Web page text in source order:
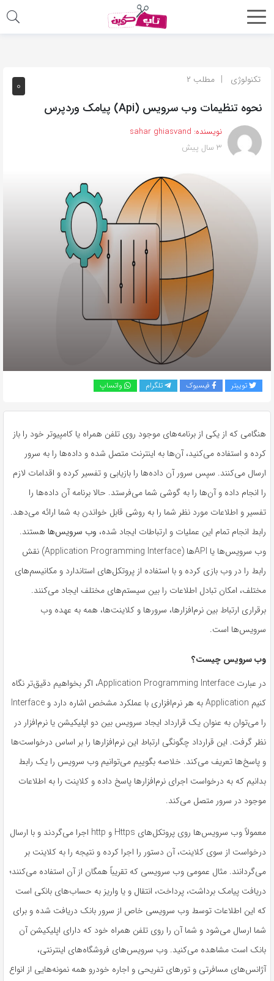
اشتراک
با
از
روش‌های
زیر
می‌توانید
۰ تکنولوژی مطلب ۲
نحوه تنظیمات وب سرویس (Api) پیامک وردپرس
نویسنده: sahar ghiasvand
۳ سال پیش
توییتر فیسبوک تلگرام واتساپ
هنگامی که از یکی از برنامه‌های موجود روی تلفن همراه یا کامپیوتر خود را باز
کرده و استفاده می‌کنید،‌‌ آن‌ها به اینترنت متصل شده و داده‌ها را به سرور
ارسال می‌کنند. سپس سرور آن داده‌ها را بازیابی و تفسیر کرده و اقدامات لازم
را انجام داده و‌‌ آن‌ها را به گوشی شما می‌فرستد. حالا برنامه آن داده‌ها را
تفسیر و اطلاعات مورد نظر شما را به روشی قابل خواندن به شما ارائه می‌دهد.
رابط انجام تمام این عملیات و ارتباطات ایجاد شده، وب ‌سرویس‌ها هستند.
وب‌ سرویس‌ها یا APIها (Application Programming Interface) نقش
رابط را در وب بازی کرده و با استفاده از پروتکل‌های استاندارد و مکانیسم‌های
مختلف، امکان تبادل اطلاعات را بین سیستم‌های مختلف ایجاد می‌کنند.
برقراری ارتباط بین نرم‌افزارها، سرورها و کلاینت‌ها، همه به عهده وب
‌سرویس‌ها است.
وب سرویس چیست؟
در عبارت Application Programming Interface، اگر بخواهیم دقیق‌تر نگاه
کنیم Application به هر نرم‌افزاری با عملکرد مشخص اشاره دارد و Interface
را می‌توان به عنوان یک قرارداد ایجاد سرویس بین دو اپلیکیشن یا نرم‌افزار در
نظر گرفت. این قرارداد چگونگی ارتباط این نرم‌افزارها را بر اساس درخواست‌ها
و پاسخ‌ها تعریف می‌کند. خلاصه بگوییم می‌توانیم وب ‌سرویس را یک رابط
بدانیم که به درخواست اجرای نرم‌افزارها پاسخ داده و کلاینت را به اطلاعات
موجود در سرور متصل می‌کند.
معمولاً وب ‌سرویس‌ها روی پروتکل‌های Https و http اجرا می‌گردند و با ارسال
درخواست از سوی کلاینت، آن دستور را اجرا کرده و نتیجه را به کلاینت بر
می‌گردانند. مثال عمومی وب ‌سرویسی که تقریباً همگان از آن استفاده می‌کنند؛
دریافت پیامک برداشت، پرداخت، انتقال و یا واریز به حساب‌های بانکی است
که این اطلاعات توسط وب ‌سرویسی خاص از سرور بانک دریافت شده و برای
شما ارسال می‌شود و شما آن را روی تلفن همراه خود که دارای اپلیکیشن آن
بانک است مشاهده می‌کنید. وب ‌سرویس‌های فروشگاه‌های اینترنتی،
آژانس‌های مسافرتی و تورهای تفریحی و اجاره خودرو همه نمونه‌هایی از انواع